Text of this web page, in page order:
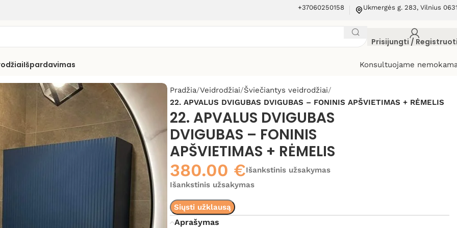
+37060250158 Ukmergės g. 283, Vilnius
Prisijungti /
Išpardavimas Konsultuojame
Pradžia Veidrodžiai Šviečiantys veidrodžiai
22. APVALUS DVIGUBAS DVIGUBAS – FONINIS APŠVIETIMAS + RĖMELIS
22. APVALUS DVIGUBAS
DVIGUBAS – FONINIS
APŠVIETIMAS + RĖMELIS
380.00 €Išankstinis užsakymas
Išankstinis užsakymas
Siųsti užklausą
Aprašymas